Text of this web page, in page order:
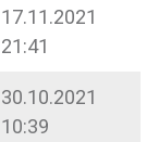
17.11.2021
21:41
30.10.2021
10:39